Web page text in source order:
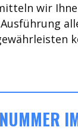
wir